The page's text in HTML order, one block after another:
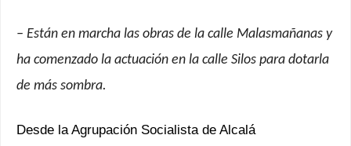
– Están en marcha las obras de la calle Malasmañanas y
ha comenzado la actuación en la calle Silos para dotarla
de más sombra.
Desde la Agrupación Socialista de Alcalá